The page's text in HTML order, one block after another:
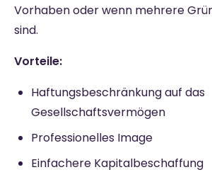
Vorhaben oder wenn mehrere
sind.
Vorteile:
Haftungsbeschränkung auf das
Gesellschaftsvermögen
Professionelles Image
Einfachere Kapitalbeschaffung